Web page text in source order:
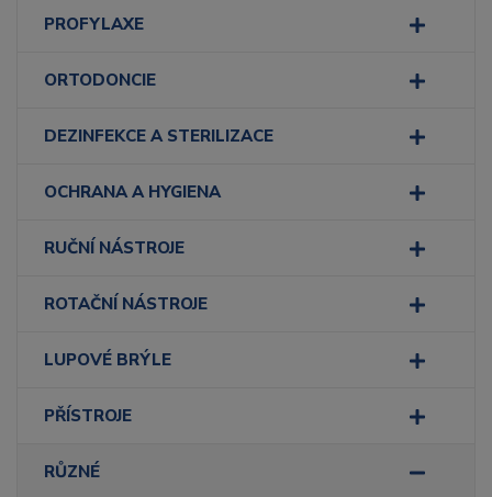
PROFYLAXE
ORTODONCIE
DEZINFEKCE A STERILIZACE
OCHRANA A HYGIENA
RUČNÍ NÁSTROJE
ROTAČNÍ NÁSTROJE
LUPOVÉ BRÝLE
PŘÍSTROJE
RŮZNÉ